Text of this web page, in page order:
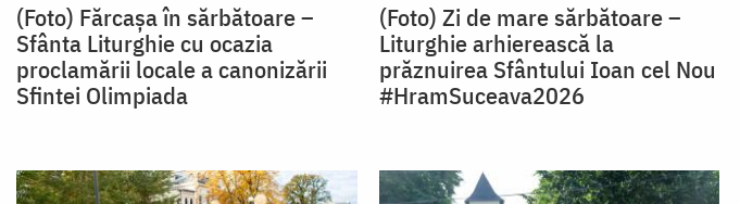
(Foto) Fărcașa în sărbătoare –
Sfânta Liturghie cu ocazia
proclamării locale a canonizării
Sfintei Olimpiada
(Foto) Zi de mare sărbătoare –
Liturghie arhierească la
prăznuirea Sfântului Ioan cel Nou
#HramSuceava2026